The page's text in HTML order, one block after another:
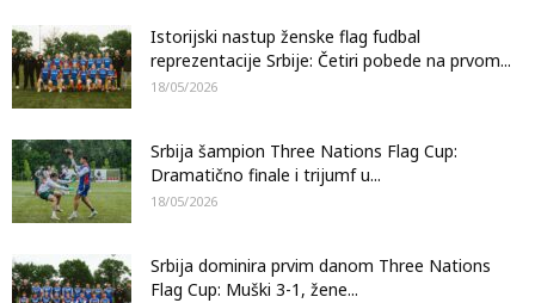
Istorijski nastup ženske flag fudbal
reprezentacije Srbije: Četiri pobede na prvom...
18/05/2026
Srbija šampion Three Nations Flag Cup:
Dramatično finale i trijumf u...
18/05/2026
Srbija dominira prvim danom Three Nations
Flag Cup: Muški 3-1, žene...